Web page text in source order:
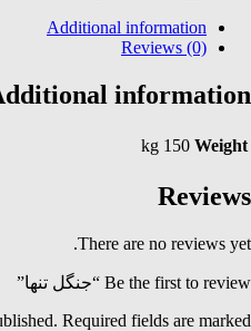
Additional information
Reviews (0)
information
Weight
150 kg
Reviews
There are no reviews yet.
Be the first to review “جنگل تنها”
Required fields are marked